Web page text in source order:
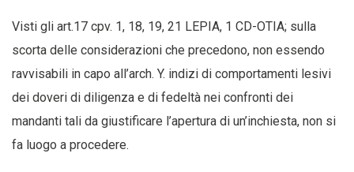
Visti gli art.17 cpv. 1, 18, 19, 21 LEPIA, 1 CD-OTIA; sulla
scorta delle considerazioni che precedono, non essendo
ravvisabili in capo all’arch. Y. indizi di comportamenti lesivi
dei doveri di diligenza e di fedeltà nei confronti dei
mandanti tali da giustificare l’apertura di un’inchiesta, non si
fa luogo a procedere.